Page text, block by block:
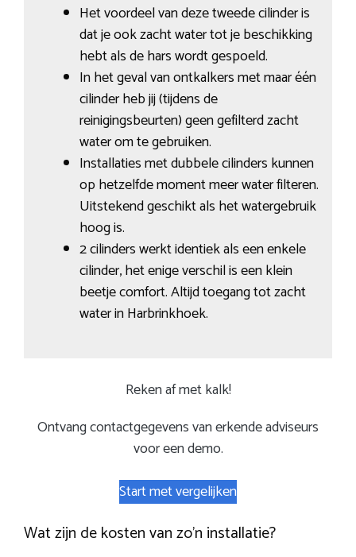
Het voordeel van deze tweede cilinder is
dat je ook zacht water tot je beschikking
hebt als de hars wordt gespoeld.
In het geval van ontkalkers met maar één
cilinder heb jij (tijdens de
reinigingsbeurten) geen gefilterd zacht
water om te gebruiken.
Installaties met dubbele cilinders kunnen
op hetzelfde moment meer water filteren.
Uitstekend geschikt als het watergebruik
hoog is.
2 cilinders werkt identiek als een enkele
cilinder, het enige verschil is een klein
beetje comfort. Altijd toegang tot zacht
water in Harbrinkhoek.
Reken af met kalk!
Ontvang contactgegevens van erkende adviseurs
voor een demo.
Start met vergelijken
Wat zijn de kosten van zo’n installatie?